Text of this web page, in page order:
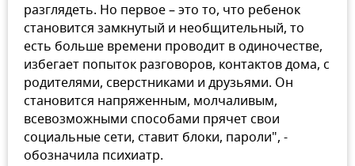
разглядеть. Но первое – это то, что ребенок
становится замкнутый и необщительный, то
есть больше времени проводит в одиночестве,
избегает попыток разговоров, контактов дома, с
родителями, сверстниками и друзьями. Он
становится напряженным, молчаливым,
всевозможными способами прячет свои
социальные сети, ставит блоки, пароли", -
обозначила психиатр.